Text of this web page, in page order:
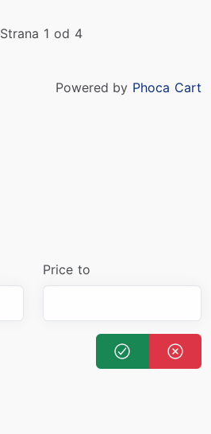
Price to
Strana 1 od 4
Powered by Phoca Cart